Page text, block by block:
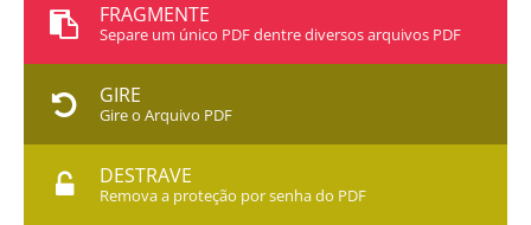
FRAGMENTE
Separe um único PDF dentre diversos arquivos PDF
GIRE
Gire o Arquivo PDF
DESTRAVE
Remova a proteção por senha do PDF